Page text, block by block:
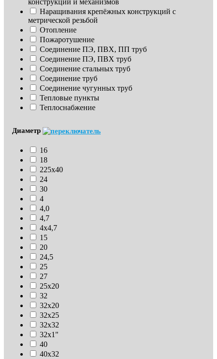
конструкций и механизмов
Наращивания крепёжных конструкций с
метрической резьбой
Отопление
Пожаротушение
Соединение ПЭ, ПВХ, ПП труб
Соединение ПЭ, ПВХ труб
Соединение стальных труб
Соединение труб
Соединение чугунных труб
Тепловые пункты
Теплоснабжение
Диаметр
16
18
225х40
24
30
4
4,0
4,7
4х4,7
15
20
24,5
25
27
25х20
32
32х20
32х25
32х32
32х1"
40
40х32